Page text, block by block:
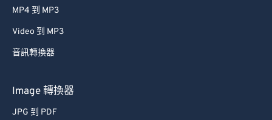
MP4 到 MP3
Video 到 MP3
音訊轉換器
Image 轉換器
JPG 到 PDF